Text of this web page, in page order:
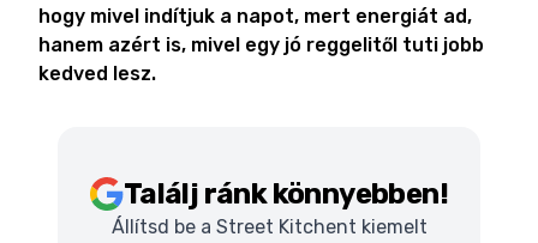
hogy mivel indítjuk a napot, mert energiát ad,
hanem azért is, mivel egy jó reggelitől tuti jobb
kedved lesz.
Találj ránk könnyebben!
Állítsd be a Street Kitchent kiemelt